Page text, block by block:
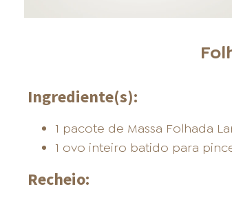
Ingrediente(s):
1 pacote de Massa Folhada
1 ovo inteiro batido para
Recheio: